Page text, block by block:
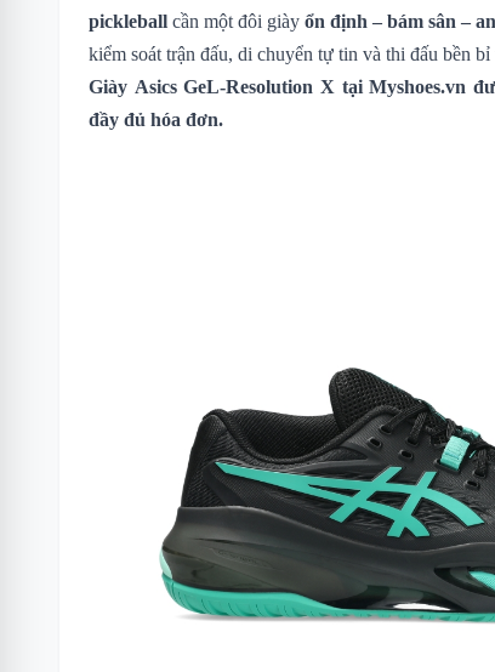
pickleball cần một đôi giày ổn định – bám sân –
kiểm soát trận đấu, di chuyển tự tin và thi đấu bền
Giày Asics GeL-Resolution X tại Myshoes.vn
đầy đủ hóa đơn.